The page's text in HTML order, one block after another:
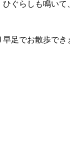
ぐらしも鳴いて
足でお散歩でき